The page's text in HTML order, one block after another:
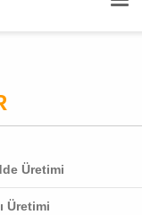
Üretimi
Üretimi